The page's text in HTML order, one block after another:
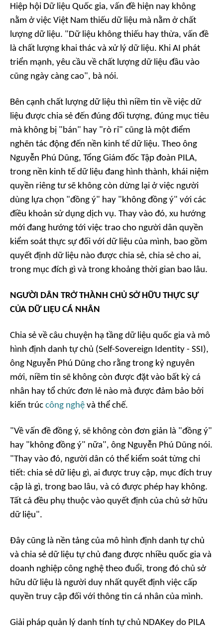
Hiệp hội Dữ liệu Quốc gia, vấn đề hiện nay không
nằm ở việc Việt Nam thiếu dữ liệu mà nằm ở chất
lượng dữ liệu. "Dữ liệu không thiếu hay thừa, vấn đề
là chất lượng khai thác và xử lý dữ liệu. Khi AI phát
triển mạnh, yêu cầu về chất lượng dữ liệu đầu vào
cũng ngày càng cao", bà nói.
Bên cạnh chất lượng dữ liệu thì niềm tin về việc dữ
liệu được chia sẻ đến đúng đối tượng, đúng mục tiêu
mà không bị "bán" hay "rò rỉ" cũng là một điểm
nghẽn tác động đến nền kinh tế dữ liệu. Theo ông
Nguyễn Phú Dũng, Tổng Giám đốc Tập đoàn PILA,
trong nền kinh tế dữ liệu đang hình thành, khái niệm
quyền riêng tư sẽ không còn dừng lại ở việc người
dùng lựa chọn "đồng ý" hay "không đồng ý" với các
điều khoản sử dụng dịch vụ. Thay vào đó, xu hướng
mới đang hướng tới việc trao cho người dân quyền
kiểm soát thực sự đối với dữ liệu của mình, bao gồm
quyết định dữ liệu nào được chia sẻ, chia sẻ cho ai,
trong mục đích gì và trong khoảng thời gian bao lâu.
NGƯỜI DÂN TRỞ THÀNH CHỦ SỞ HỮU THỰC SỰ
CỦA DỮ LIỆU CÁ NHÂN
Chia sẻ về câu chuyện hạ tầng dữ liệu quốc gia và mô
hình định danh tự chủ (Self-Sovereign Identity - SSI),
ông Nguyễn Phú Dũng cho rằng trong kỷ nguyên
mới, niềm tin sẽ không còn được đặt vào bất kỳ cá
nhân hay tổ chức đơn lẻ nào mà được đảm bảo bởi
kiến trúc công nghệ và thể chế.
"Về vấn đề đồng ý, sẽ không còn đơn giản là "đồng ý"
hay "không đồng ý" nữa", ông Nguyễn Phú Dũng nói.
"Thay vào đó, người dân có thể kiểm soát từng chi
tiết: chia sẻ dữ liệu gì, ai được truy cập, mục đích truy
cập là gì, trong bao lâu, và có được phép hay không.
Tất cả đều phụ thuộc vào quyết định của chủ sở hữu
dữ liệu".
Đây cũng là nền tảng của mô hình định danh tự chủ
và chia sẻ dữ liệu tự chủ đang được nhiều quốc gia và
doanh nghiệp công nghệ theo đuổi, trong đó chủ sở
hữu dữ liệu là người duy nhất quyết định việc cấp
quyền truy cập đối với thông tin cá nhân của mình.
Giải pháp quản lý danh tính tự chủ NDAKey do PILA